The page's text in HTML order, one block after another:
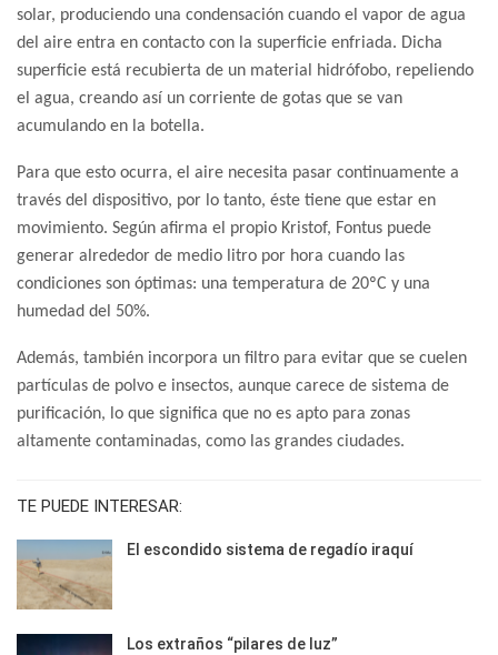
solar, produciendo una condensación cuando el vapor de agua
del aire entra en contacto con la superficie enfriada. Dicha
superficie está recubierta de un material hidrófobo, repeliendo
el agua, creando así un corriente de gotas que se van
acumulando en la botella.
Para que esto ocurra, el aire necesita pasar continuamente a
través del dispositivo, por lo tanto, éste tiene que estar en
movimiento. Según afirma el propio Kristof, Fontus puede
generar alrededor de medio litro por hora cuando las
condiciones son óptimas: una temperatura de 20ºC y una
humedad del 50%.
Además, también incorpora un filtro para evitar que se cuelen
partículas de polvo e insectos, aunque carece de sistema de
purificación, lo que significa que no es apto para zonas
altamente contaminadas, como las grandes ciudades.
TE PUEDE INTERESAR:
El escondido sistema de regadío iraquí
Los extraños “pilares de luz”